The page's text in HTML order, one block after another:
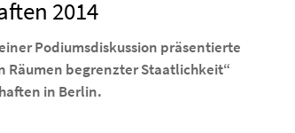
2014
Podiumsdiskussion präsentierte
Räumen begrenzter Staatlichkeit“
in Berlin.